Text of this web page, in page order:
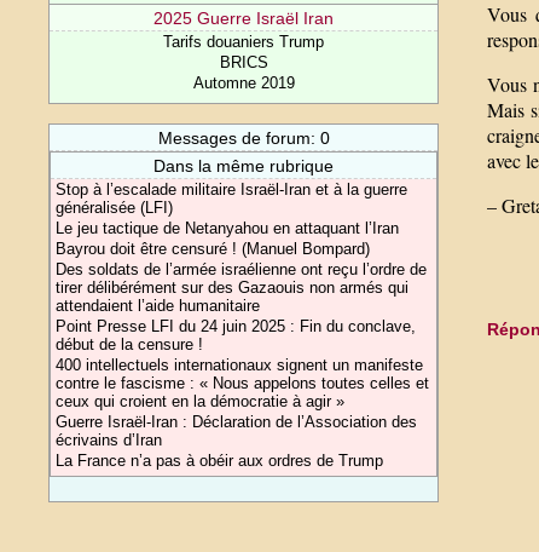
2025 Guerre Israël Iran
Tarifs douaniers Trump
BRICS
Automne 2019
Messages de forum: 0
Dans la même rubrique
Stop à l’escalade militaire Israël-Iran et à la guerre
généralisée (LFI)
Le jeu tactique de Netanyahou en attaquant l’Iran
Bayrou doit être censuré ! (Manuel Bompard)
Des soldats de l’armée israélienne ont reçu l’ordre de
tirer délibérément sur des Gazaouis non armés qui
attendaient l’aide humanitaire
Point Presse LFI du 24 juin 2025 : Fin du conclave,
début de la censure !
400 intellectuels internationaux signent un manifeste
contre le fascisme : « Nous appelons toutes celles et
ceux qui croient en la démocratie à agir »
Guerre Israël-Iran : Déclaration de l’Association des
écrivains d’Iran
La France n’a pas à obéir aux ordres de Trump
Vous
Vous
Mais
avec
–